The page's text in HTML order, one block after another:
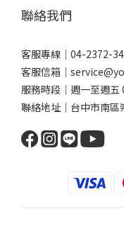
聯絡我們
客服專線｜04-2372-
客服信箱｜
服務時段｜週一至週五
聯絡地址｜台中市南